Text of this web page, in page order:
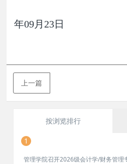
年09月23日
上一篇
按浏览排行
1
管理学院召开2026级会计学/财务管理